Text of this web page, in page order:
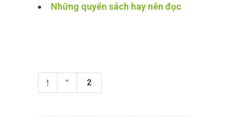
Những quyển sách hay nên đọc
2